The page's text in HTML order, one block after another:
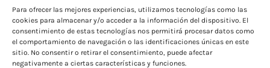
Para ofrecer las mejores experiencias, utilizamos tecnologías como las
cookies para almacenar y/o acceder a la información del dispositivo. El
consentimiento de estas tecnologías nos permitirá procesar datos como
el comportamiento de navegación o las identificaciones únicas en este
sitio. No consentir o retirar el consentimiento, puede afectar
negativamente a ciertas características y funciones.